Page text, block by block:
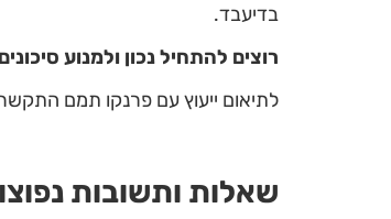
בדיעבד.
רוצים להתחיל נכון ולמנוע סיכונים
לתיאום ייעוץ עם פרנקו תמם התקשרו עכשיו:
שאלות ותשובות